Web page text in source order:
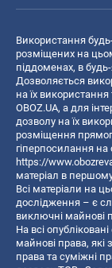
Використання
розміщених на
піддоменах, в
Дозволяється
на їх
OBOZ.UA, а для
дозволу на їх
розміщення
гіперпосилання на
https://
матеріал в
Всі матеріали на
дослідження – є
виключні майнові
На всі
майнові права, які
права та суміжні